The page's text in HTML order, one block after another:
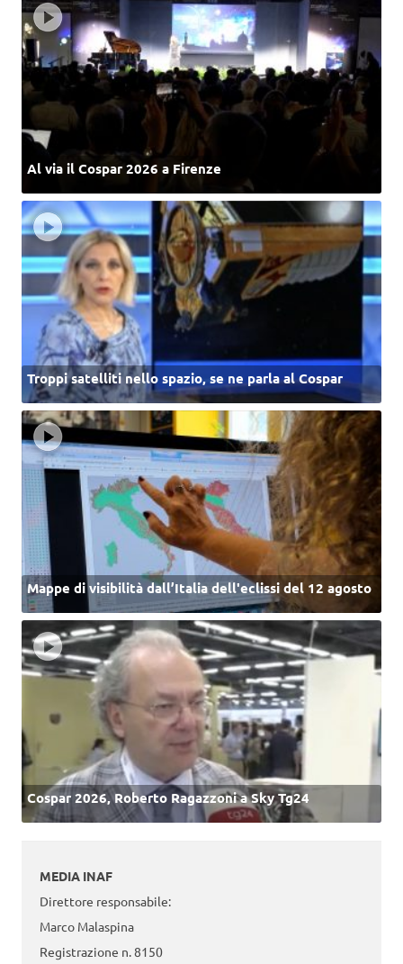
Al via il Cospar 2026 a Firenze
Troppi satelliti nello spazio, se ne parla al Cospar
Mappe di visibilità dall’Italia dell'eclissi del 12 agosto
Cospar 2026, Roberto Ragazzoni a Sky Tg24
MEDIA INAF
Direttore responsabile:
Marco Malaspina
Registrazione n. 8150